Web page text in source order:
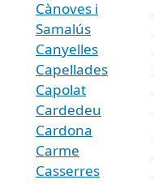
Cànoves i
Samalús
Canyelles
Capellades
Capolat
Cardedeu
Cardona
Carme
Casserres